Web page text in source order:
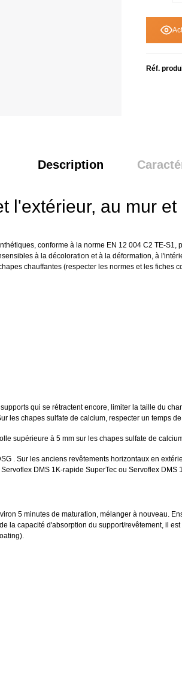
Réf.
Description
l'extérieur, au mur et
conforme à la norme EN 12 004 C2 TE-
à la décoloration et à la déformation, à
chauffantes (respecter les normes et les
qui se rétractent encore, limiter la taille du
les chapes sulfate de calcium, respecter un temps
supérieure à 5 mm sur les chapes sulfate de
. Sur les anciens revêtements horizontaux en
DMS 1K-rapide SuperTec ou Servoflex DMS
5 minutes de maturation, mélanger à nouveau.
la capacité d'absorption du support/revêtement, il